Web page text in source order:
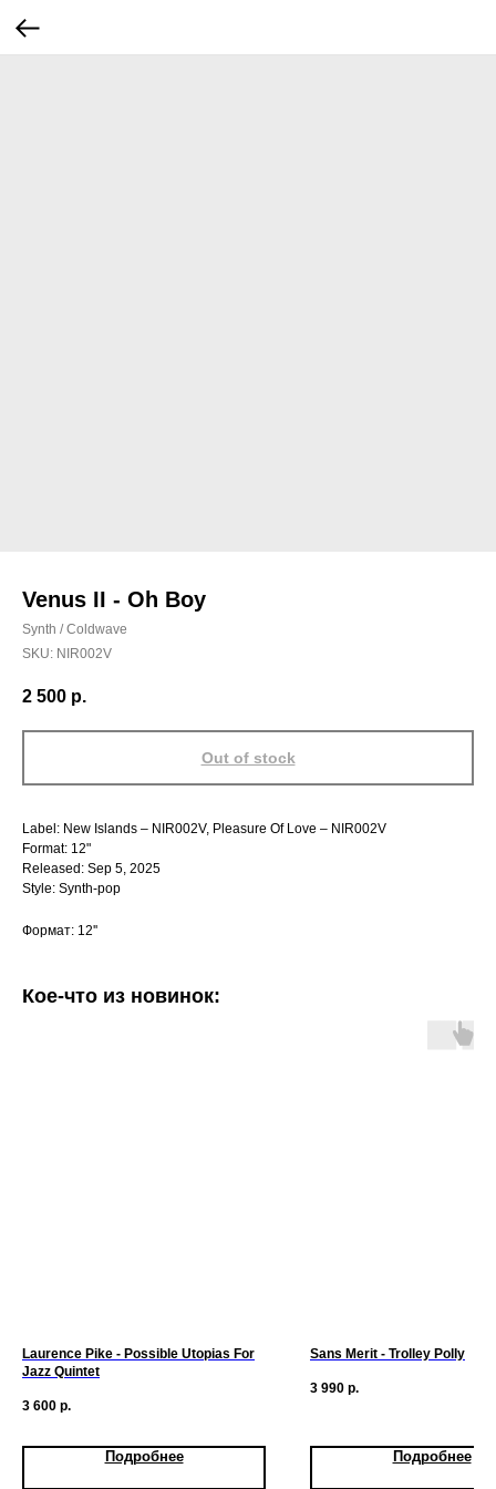
Venus II - Oh Boy
Synth / Coldwave
SKU: NIR002V
2 500 р.
Out of stock
Label: New Islands – NIR002V, Pleasure Of Love – NIR002V
Format: 12"
Released: Sep 5, 2025
Style: Synth-pop
Формат: 12''
Кое-что из новинок:
Laurence Pike - Possible Utopias For
Jazz Quintet
3 600 р.
Подробнее
Sans Merit - Trolley Polly
3 990 р.
Подробнее